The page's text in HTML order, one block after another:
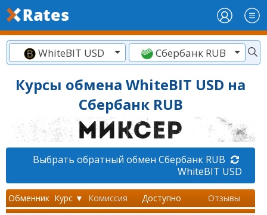
WhiteBIT USD Сбербанк RUB
Курсы обмена WhiteBIT USD на
Сбербанк RUB
Выбрать обратный обмен Сбербанк RUB
WhiteBIT USD
Обменник Курс ▼ Комиссия Доступно Отзывы